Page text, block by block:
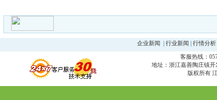
企业新闻 行业新闻 行情分析
客服热线：
地址：浙江嘉善陶庄镇开
版权所有